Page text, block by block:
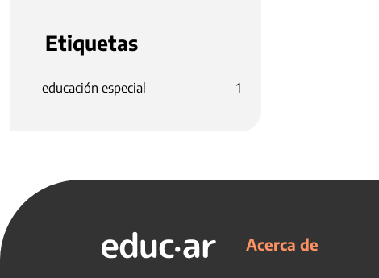
Etiquetas
educación especial 1
Acerca de